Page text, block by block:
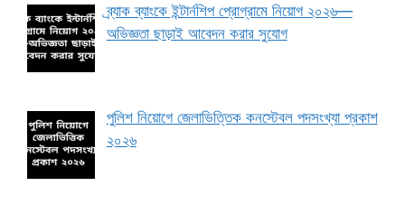
ব্র্যাক ব্যাংকে ইন্টার্নশিপ প্রোগ্রামে নিয়োগ ২০২৬—
অভিজ্ঞতা ছাড়াই আবেদন করার সুযোগ
পুলিশ নিয়োগে জেলাভিত্তিক কনস্টেবল পদসংখ্যা প্রকাশ
২০২৬